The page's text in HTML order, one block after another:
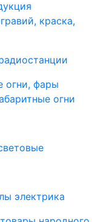
краска,
огни, фары
огни
электрика